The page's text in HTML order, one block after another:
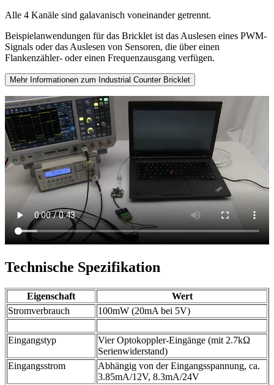
Alle 4 Kanäle sind galavanisch voneinander getrennt.
Beispielanwendungen für das Bricklet ist das Auslesen eines PWM-
Signals oder das Auslesen von Sensoren, die über einen
Flankenzähler- oder einen Frequenzausgang verfügen.
Mehr Informationen zum Industrial Counter Bricklet
Technische Spezifikation
Eigenschaft
Wert
Stromverbrauch
100mW (20mA bei 5V)
Eingangstyp
Vier Optokoppler-Eingänge (mit 2.7kΩ
Serienwiderstand)
Eingangsstrom
Abhängig von der Eingangsspannung, ca.
3.85mA/12V, 8.3mA/24V